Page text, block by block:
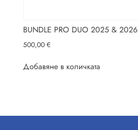
BUNDLE PRO DUO 2025 & 2026
500,00€
Добавяне в количката